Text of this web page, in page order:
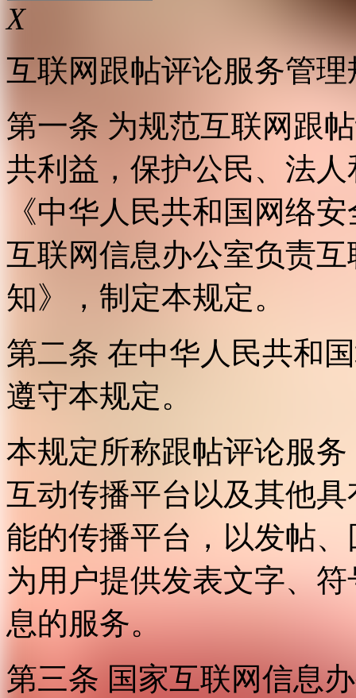
X
互联网跟帖评论服务管理
第一条 为规范互联网跟
共利益，保护公民、法
《中华人民共和国网络
互联网信息办公室负责
知》，制定本规定。
第二条 在中华人民共和
遵守本规定。
本规定所称跟帖评论服
互动传播平台以及其他
能的传播平台，以发帖
为用户提供发表文字、
息的服务。
第三条 国家互联网信息